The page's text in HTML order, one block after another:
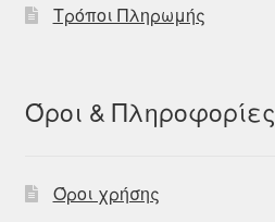
Τρόποι Πληρωμής
Όροι & Πληροφορίες
Όροι χρήσης